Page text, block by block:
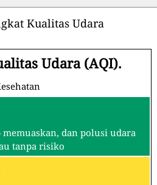
Kualitas Udara
Udara (AQI).
dan polusi udara
tanpa risiko